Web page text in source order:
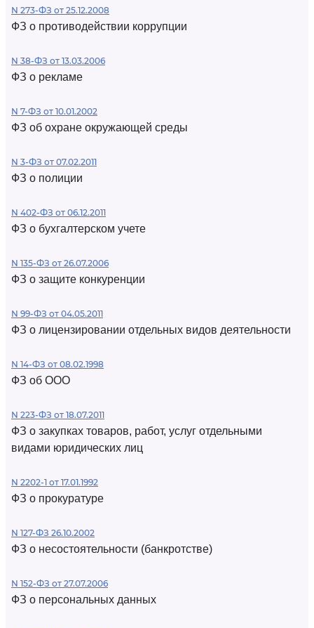
N 273-ФЗ от 25.12.2008
ФЗ о противодействии коррупции
N 38-ФЗ от 13.03.2006
ФЗ о рекламе
N 7-ФЗ от 10.01.2002
ФЗ об охране окружающей среды
N 3-ФЗ от 07.02.2011
ФЗ о полиции
N 402-ФЗ от 06.12.2011
ФЗ о бухгалтерском учете
N 135-ФЗ от 26.07.2006
ФЗ о защите конкуренции
N 99-ФЗ от 04.05.2011
ФЗ о лицензировании отдельных видов деятельности
N 14-ФЗ от 08.02.1998
ФЗ об ООО
N 223-ФЗ от 18.07.2011
ФЗ о закупках товаров, работ, услуг отдельными
видами юридических лиц
N 2202-1 от 17.01.1992
ФЗ о прокуратуре
N 127-ФЗ 26.10.2002
ФЗ о несостоятельности (банкротстве)
N 152-ФЗ от 27.07.2006
ФЗ о персональных данных